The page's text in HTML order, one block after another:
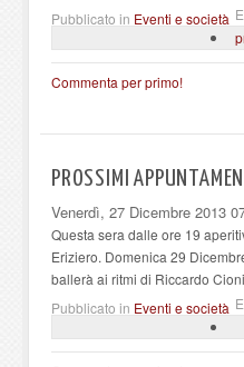
Pubblicato in Eventi e società
Commenta per primo!
PROSSIMI
Venerdì, 27 Dicembre 2013
Questa sera dalle ore 19
Eriziero. Domenica 29
ballerà ai ritmi di Riccardo
Pubblicato in Eventi e società